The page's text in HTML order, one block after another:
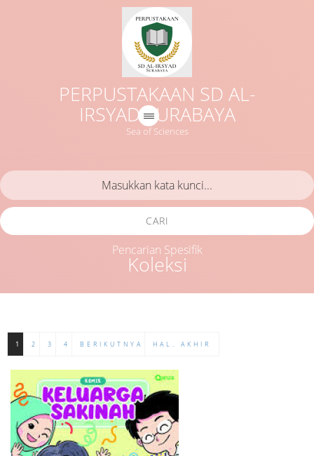
PERPUSTAKAAN SD AL-
IRSYAD SURABAYA
Sea of Sciences
Koleksi
CARI
Pencarian Spesifik
1 2 3 4 BERIKUTNYA HAL. AKHIR